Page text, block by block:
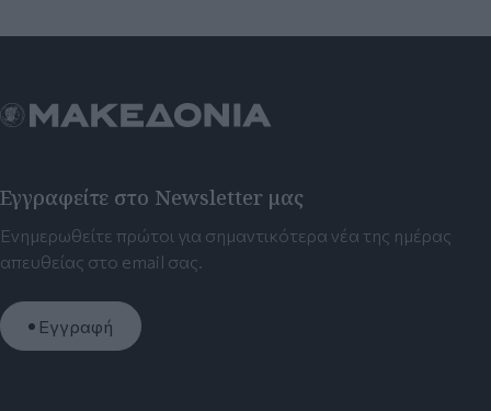
Εγγραφείτε στο Newsletter μας
Ενημερωθείτε πρώτοι για σημαντικότερα νέα της ημέρας
απευθείας στο email σας.
Εγγραφή